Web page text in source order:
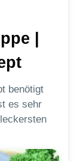
|
benötigt
es sehr